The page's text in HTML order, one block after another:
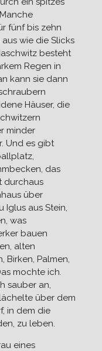
fünf bis zehn
wie die Slicks
besteht
Regen in
kann sie dann
Häuser, die
minder
Und es gibt
das
durchaus
über
Iglus aus Stein,
was
bauen
alten
Birken, Palmen,
mochte ich.
sauber an,
über dem
in dem die
zu leben.
eines